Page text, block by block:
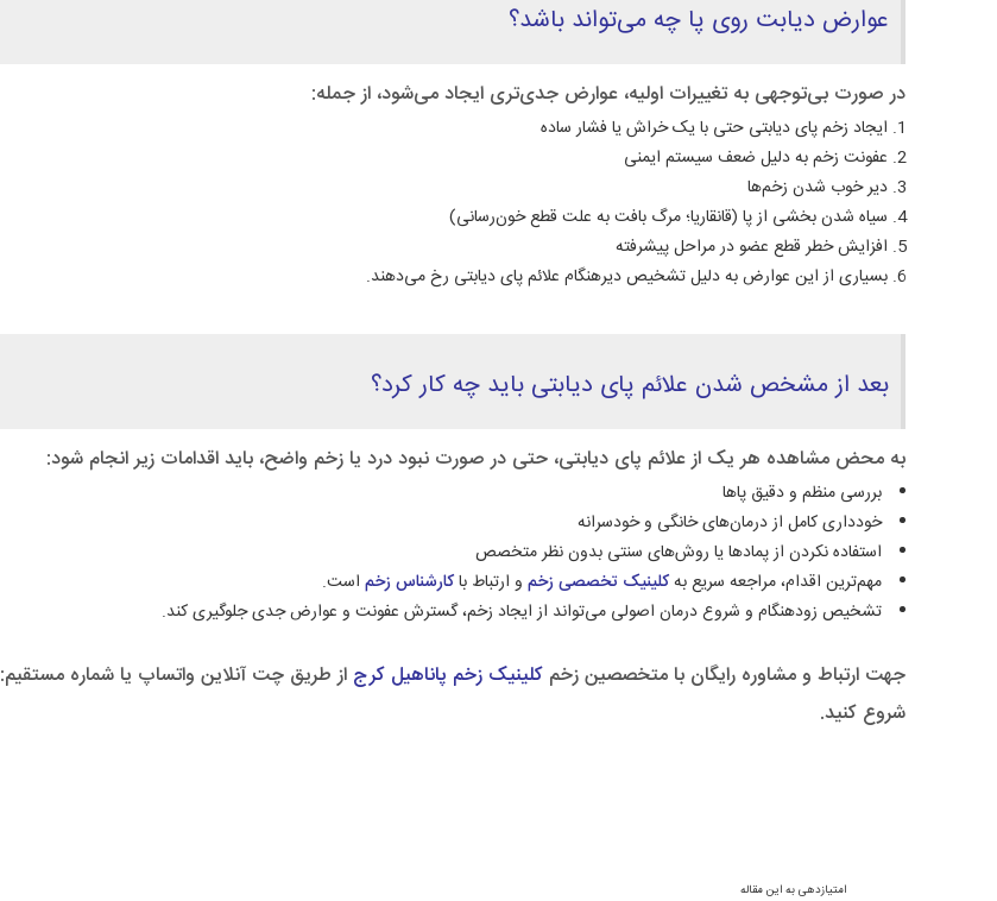
عوارض دیابت روی پا چه می‌تواند باشد؟
در صورت بی‌توجهی به تغییرات اولیه، عوارض جدی‌تری ایجاد می‌شود، از جمله:
ایجاد زخم پای دیابتی حتی با یک خراش یا فشار ساده
عفونت زخم به دلیل ضعف سیستم ایمنی
دیر خوب شدن زخم‌ها
سیاه شدن بخشی از پا (قانقاریا؛ مرگ بافت به علت قطع خون‌رسانی)
افزایش خطر قطع عضو در مراحل پیشرفته
بسیاری از این عوارض به دلیل تشخیص دیرهنگام علائم پای دیابتی رخ می‌دهند.
بعد از مشخص شدن علائم پای دیابتی باید چه کار کرد؟
به محض مشاهده هر یک از علائم پای دیابتی، حتی در صورت نبود درد یا زخم واضح، باید اقدامات زیر انجام شود:
بررسی منظم و دقیق پاها
خودداری کامل از درمان‌های خانگی و خودسرانه
استفاده نکردن از پمادها یا روش‌های سنتی بدون نظر متخصص
مهم‌ترین اقدام، مراجعه سریع بهکلینیک تخصصی زخم و ارتباط باکارشناس زخم است.
تشخیص زودهنگام و شروع درمان اصولی می‌تواند از ایجاد زخم، گسترش عفونت و عوارض جدی جلوگیری کند.
جهت ارتباط و مشاوره رایگان با متخصصین زخم کلینیک زخم پاناهیل کرج از طریق چت آنلاین واتساپ یا شماره مستقیم:
شروع کنید.
امتیازدهی به این مقاله